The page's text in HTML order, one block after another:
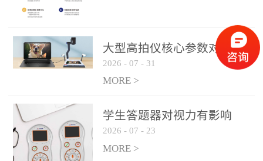
教学节奏的重要性，采用
念，教师无需复杂培训即
可快速上手。软件支持与
PPT、白板等常用教学工具
几步：打开软件、选择互
动模式、发起互动任务，
整个过程不超过 30 秒，完
美融入正常教学流程，避
大型高拍仪核心参数对比与
选购建议
2026 - 07 - 31
MORE >
学生答题器对视力有影响
吗？
2026 - 07 - 23
MORE >